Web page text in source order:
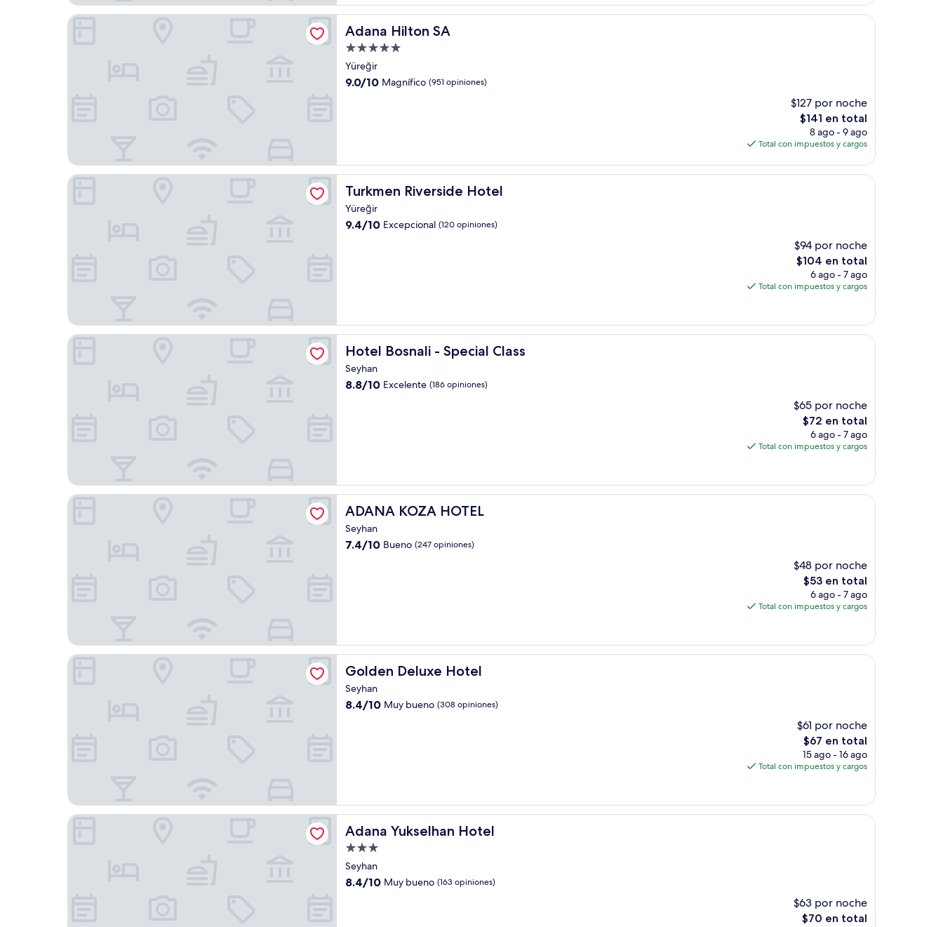
de
Adana Hilton SA
Adana Hilton SA
Propiedad
de
5.0
Yüreğir
9.0
9.0/10 Magnífico (951 opiniones)
$127 por noche
El
precio
actual
de
$141 en total
8 ago - 9 ago
Total con impuestos y cargos
Adana Hilton SA
Turkmen Riverside Hotel
Turkmen Riverside Hotel
Yüreğir
9.4
9.4/10 Excepcional (120 opiniones)
$94 por noche
El
precio
actual
$104
$104 en total
6 ago - 7 ago
Total con impuestos y cargos
Turkmen Riverside Hotel
Hotel Bosnali - Special Class
Hotel Bosnali - Special Class
Seyhan
8.8
8.8/10 Excelente (186 opiniones)
$65 por noche
El
precio
actual
$72
$72 en total
6 ago - 7 ago
Total con impuestos y cargos
Hotel Bosnali - Special Class
ADANA KOZA HOTEL
ADANA KOZA HOTEL
Seyhan
7.4
7.4/10 Bueno (247 opiniones)
$48 por noche
El
precio
actual
$53
$53 en total
6 ago - 7 ago
Total con impuestos y cargos
ADANA KOZA HOTEL
Golden Deluxe Hotel
Golden Deluxe Hotel
Seyhan
8.4
8.4/10 Muy bueno (308 opiniones)
$61 por noche
El
precio
actual
$67
$67 en total
15 ago - 16 ago
Total con impuestos y cargos
Golden Deluxe Hotel
Adana Yukselhan Hotel
Adana Yukselhan Hotel
Propiedad
de
3.0
Seyhan
8.4
8.4/10 Muy bueno (163 opiniones)
$63 por noche
El
$70 en total
Adana Yukselhan Hotel